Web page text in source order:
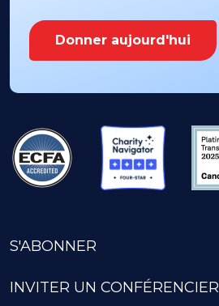
Donner aujourd'hui
S'ABONNER
INVITER UN CONFÉRENCIER